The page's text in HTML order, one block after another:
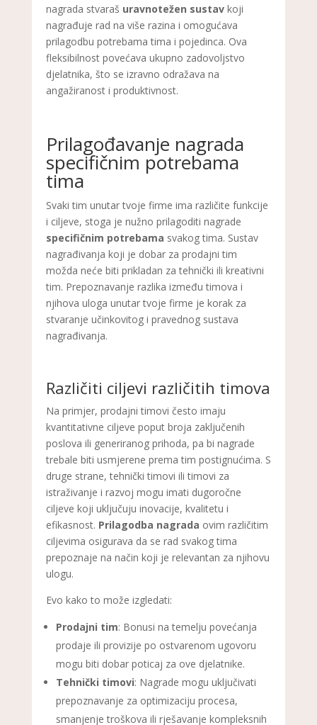
nagrada stvaraš uravnotežen sustavkoji
nagrađuje rad na više razina i omogućava
prilagodbu potrebama tima i pojedinca. Ova
fleksibilnost povećava ukupno zadovoljstvo
djelatnika, što se izravno odražava na
angažiranost i produktivnost.
Prilagođavanje nagrada
specifičnim potrebama
tima
Svaki tim unutar tvoje firme ima različite funkcije
i ciljeve, stoga je nužno prilagoditi nagrade
specifičnim potrebama svakog tima. Sustav
nagrađivanja koji je dobar za prodajni tim
možda neće biti prikladan za tehnički ili kreativni
tim. Prepoznavanje razlika između timova i
njihova uloga unutar tvoje firme je korak za
stvaranje učinkovitog i pravednog sustava
nagrađivanja.
Različiti ciljevi različitih timova
Na primjer, prodajni timovi često imaju
kvantitativne ciljeve poput broja zaključenih
poslova ili generiranog prihoda, pa bi nagrade
trebale biti usmjerene prema tim postignućima. S
druge strane, tehnički timovi ili timovi za
istraživanje i razvoj mogu imati dugoročne
ciljeve koji uključuju inovacije, kvalitetu i
efikasnost. Prilagodba nagrada ovim različitim
ciljevima osigurava da se rad svakog tima
prepoznaje na način koji je relevantan za njihovu
ulogu.
Evo kako to može izgledati:
Prodajni tim: Bonusi na temelju povećanja
prodaje ili provizije po ostvarenom ugovoru
mogu biti dobar poticaj za ove djelatnike.
Tehnički timovi: Nagrade mogu uključivati
prepoznavanje za optimizaciju procesa,
smanjenje troškova ili rješavanje kompleksnih